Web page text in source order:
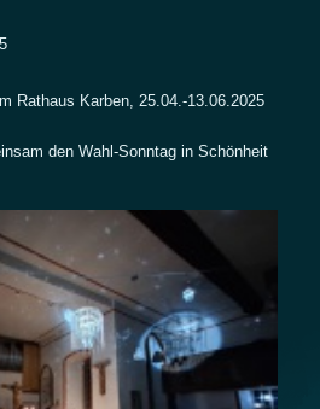
Rathaus Karben, 25.04.-13.06.2025
den Wahl-Sonntag in Schönheit